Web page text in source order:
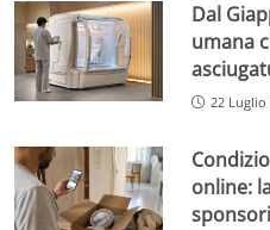
Dal
umana
22 Luglio
online: